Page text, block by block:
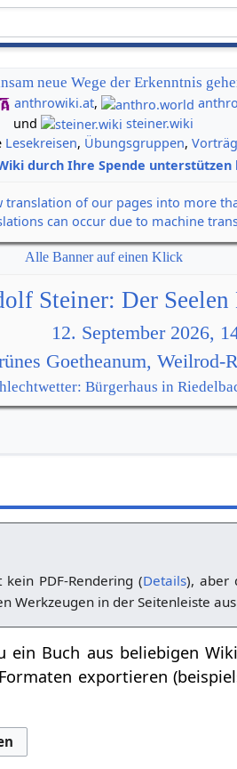
neue Wege der Erkenntnis
anthrowiki.at,
und
steiner.wiki
Lesekreisen, Übungsgruppen,
durch Ihre Spende
translation of our pages into more
can occur due to machine
Alle Banner auf einen Klick
Steiner: Der Seelen
12. September 2026,
Goetheanum, Weilrod-
Bürgerhaus in
PDF-Rendering (Details), aber
Werkzeugen in der Seitenleiste
ein Buch aus beliebigen
exportieren